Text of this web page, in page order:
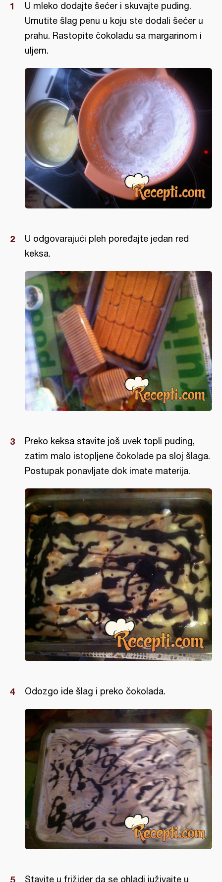
U mleko dodajte šećer i skuvajte puding.
Umutite šlag penu u koju ste dodali šećer u
prahu. Rastopite čokoladu sa margarinom i
uljem.
U odgovarajući pleh poređajte jedan red
keksa.
Preko keksa stavite još uvek topli puding,
zatim malo istopljene čokolade pa sloj šlaga.
Postupak ponavljate dok imate materija.
Odozgo ide šlag i preko čokolada.
Stavite u frižider da se ohladi iuživajte u